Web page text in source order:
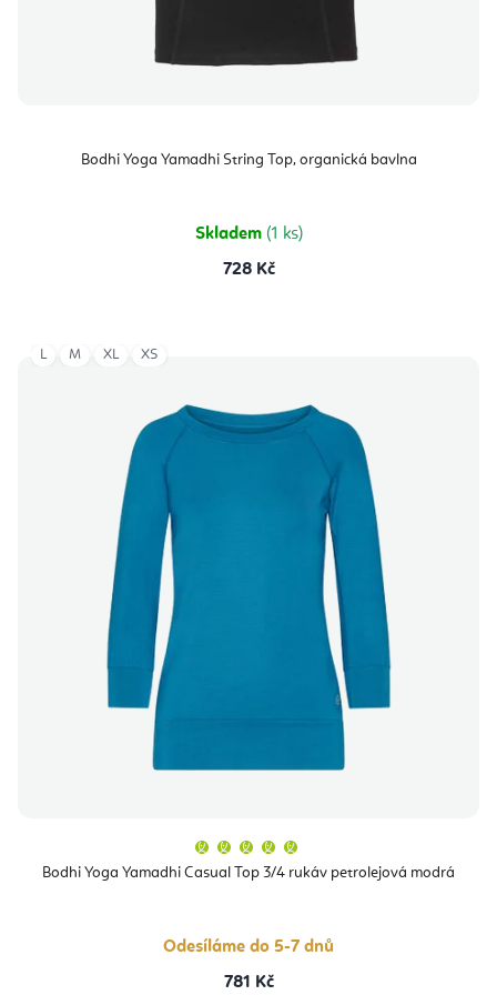
Bodhi Yoga Yamadhi String Top, organická bavlna
Skladem (1 ks)
728 Kč
Bodhi Yoga Yamadhi Casual Top 3/4 rukáv petrolejová modrá
produktu
je
hvězdiček.
Odesíláme do 5-7 dnů
781 Kč
L M XL XS